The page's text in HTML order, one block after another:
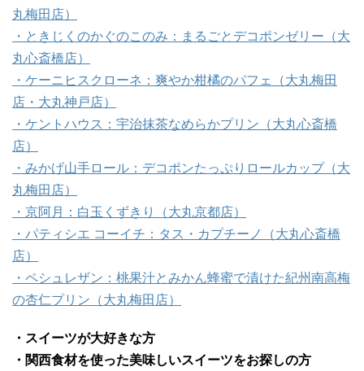
丸梅田店）
・ときじくのかぐのこのみ：まるごとデコポンゼリー（大
丸心斎橋店）
・ケーニヒスクローネ：爽やか柑橘のパフェ（大丸梅田
店・大丸神戸店）
・ケントハウス：宇治抹茶なめらかプリン（大丸心斎橋
店）
・みかげ山手ロール：デコポンたっぷりロールカップ（大
丸梅田店）
・京阿月：白玉くずきり（大丸京都店）
・パティシエ コーイチ：タス・カプチーノ（大丸心斎橋
店）
・ペシュレザン：桃果汁とみかん蜂蜜で漬けた紀州南高梅
の杏仁プリン（大丸梅田店）
・スイーツが大好きな方
・関西食材を使った美味しいスイーツをお探しの方